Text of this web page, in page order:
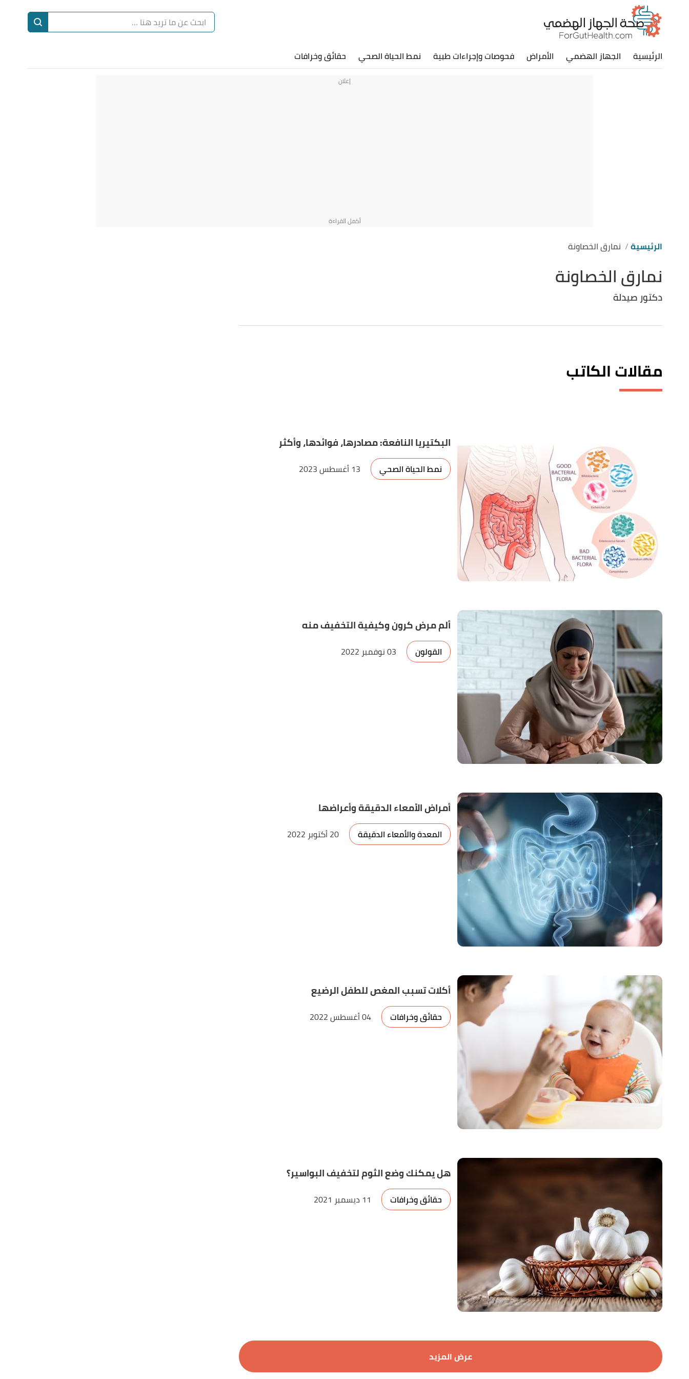
الرئيسية الجهاز الهضمي الأمراض فحوصات وإجراءات طبية نمط الحياة الصحي حقائق وخرافات
الرئيسية نمارق الخصاونة
نمارق الخصاونة
دكتور صيدلة
مقالات الكاتب
البكتيريا النافعة: مصادرها، فوائدها، وأكثر
نمط الحياة الصحي 13 أغسطس 2023
ألم مرض كرون وكيفية التخفيف منه
القولون 03 نوفمبر 2022
أمراض الأمعاء الدقيقة وأعراضها
المعدة والأمعاء الدقيقة 20 أكتوبر 2022
أكلات تسبب المغص للطفل الرضيع
حقائق وخرافات 04 أغسطس 2022
هل يمكنك وضع الثوم لتخفيف البواسير؟
حقائق وخرافات 11 ديسمبر 2021